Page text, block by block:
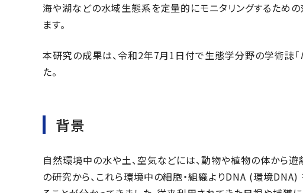
海や湖などの水域生態系を定量的にモニタリングするため
ます。
本研究の成果は、令和2年7月1日付で生態学分野の学術誌「
た。
背景
自然環境中の水や土、空気などには、動物や植物の体から
の研究から、これら環境中の細胞・組織よりDNA (環境